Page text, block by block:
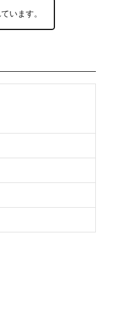
います。